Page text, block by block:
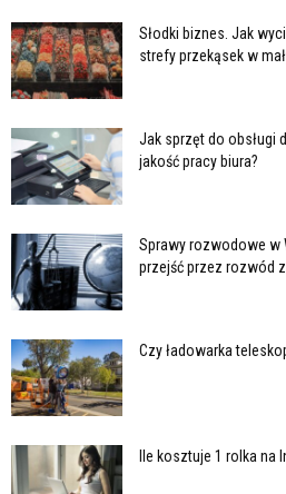
Słodki biznes. Jak
strefy przekąsek w
Jak sprzęt do obsługi
jakość pracy biura?
Sprawy rozwodowe w
przejść przez rozwód
Czy ładowarka
Ile kosztuje 1 rolka na